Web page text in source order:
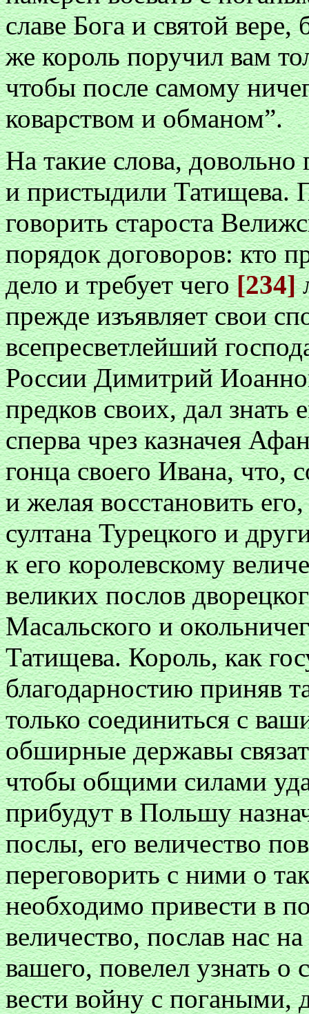
славе Бога и святой
же король поручил вам
чтобы после самому
коварством и обманом”.
На такие слова,
и пристыдили Татищева.
говорить староста
порядок договоров: кто
дело и требует чего[234]
прежде изъявляет свои
всепресветлейший
России Димитрий
предков своих, дал знать
сперва чрез казначея
гонца своего Ивана, что,
и желая восстановить
султана Турецкого и
к его королевскому
великих послов
Масальского и
Татищева. Король, как
благодарностию приняв
только соединиться с
обширные державы
чтобы общими силами
прибудут в Польшу
послы, его величество
переговорить с ними о
необходимо привести в
величество, послав нас
вашего, повелел узнать
вести войну с погаными,